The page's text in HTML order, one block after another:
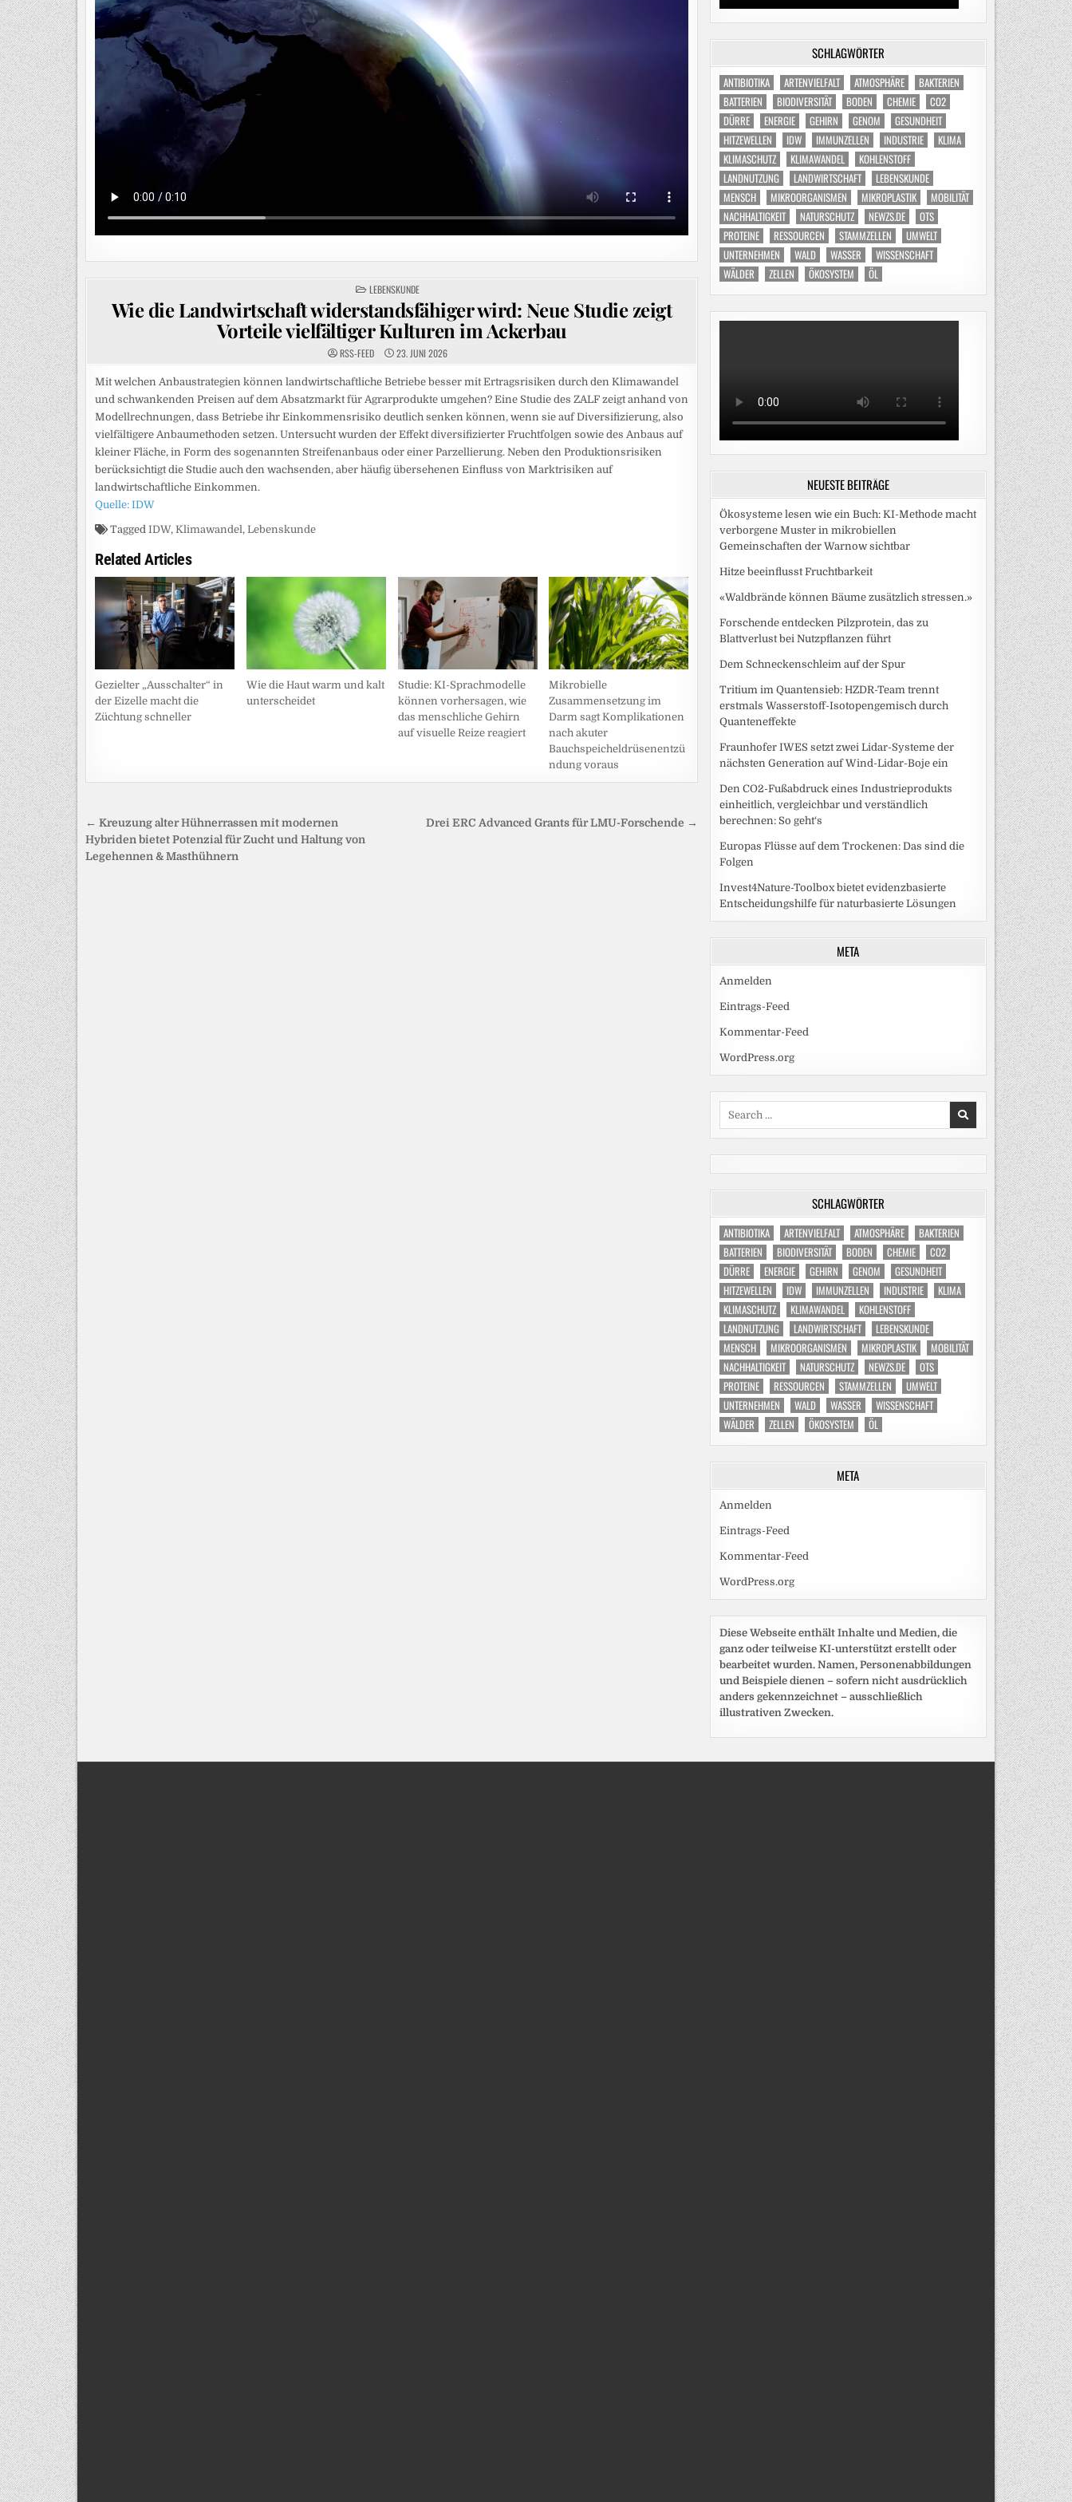
POSTED
IN
LEBENSKUNDE
Wie die Landwirtschaft widerstandsfähiger wird: Neue Studie zeigt
Vorteile vielfältiger Kulturen im Ackerbau
RSS-FEED 23. JUNI 2026
Mit welchen Anbaustrategien können landwirtschaftliche Betriebe besser mit Ertragsrisiken durch den Klimawandel
und schwankenden Preisen auf dem Absatzmarkt für Agrarprodukte umgehen? Eine Studie des ZALF zeigt anhand von
Modellrechnungen, dass Betriebe ihr Einkommensrisiko deutlich senken können, wenn sie auf Diversifizierung, also
vielfältigere Anbaumethoden setzen. Untersucht wurden der Effekt diversifizierter Fruchtfolgen sowie des Anbaus auf
kleiner Fläche, in Form des sogenannten Streifenanbaus oder einer Parzellierung. Neben den Produktionsrisiken
berücksichtigt die Studie auch den wachsenden, aber häufig übersehenen Einfluss von Marktrisiken auf
landwirtschaftliche Einkommen.
Quelle: IDW
Tagged IDW, Klimawandel, Lebenskunde
Related Articles
Gezielter „Ausschalter“ in
der Eizelle macht die
Züchtung schneller
Wie die Haut warm und kalt
unterscheidet
Studie: KI-Sprachmodelle
können vorhersagen, wie
das menschliche Gehirn
auf visuelle Reize reagiert
Mikrobielle
Zusammensetzung im
Darm sagt Komplikationen
nach akuter
Bauchspeicheldrüsenentzü
ndung voraus
Beitragsnavigation Drei ERC Advanced Grants für LMU-Forschende →
← Kreuzung alter Hühnerrassen mit modernen
Hybriden bietet Potenzial für Zucht und Haltung von
Legehennen & Masthühnern
SCHLAGWÖRTER
ANTIBIOTIKA ARTENVIELFALT ATMOSPHÄRE
BAKTERIEN
BATTERIEN
BIODIVERSITÄT BODEN CHEMIE
CO2
DÜRRE
ENERGIE GEHIRN GENOM
GESUNDHEIT
HITZEWELLEN
IDW IMMUNZELLEN INDUSTRIE
KLIMA
KLIMASCHUTZ
KLIMAWANDEL
KOHLENSTOFF
LANDNUTZUNG
LANDWIRTSCHAFT
LEBENSKUNDE
MENSCH
MIKROORGANISMEN MIKROPLASTIK
MOBILITÄT
NACHHALTIGKEIT
NATURSCHUTZ NEWZS.DE
OTS
PROTEINE
RESSOURCEN STAMMZELLEN
UMWELT
UNTERNEHMEN
WALD WASSER
WISSENSCHAFT
WÄLDER
ZELLEN ÖKOSYSTEM ÖL
NEUESTE BEITRÄGE
Ökosysteme lesen wie ein Buch: KI-Methode macht
verborgene Muster in mikrobiellen
Gemeinschaften der Warnow sichtbar
Hitze beeinflusst Fruchtbarkeit
«Waldbrände können Bäume zusätzlich stressen.»
Forschende entdecken Pilzprotein, das zu
Blattverlust bei Nutzpflanzen führt
Dem Schneckenschleim auf der Spur
Tritium im Quantensieb: HZDR-Team trennt
erstmals Wasserstoff-Isotopengemisch durch
Quanteneffekte
Fraunhofer IWES setzt zwei Lidar-Systeme der
nächsten Generation auf Wind-Lidar-Boje ein
Den CO2-Fußabdruck eines Industrieprodukts
einheitlich, vergleichbar und verständlich
berechnen: So geht‘s
Europas Flüsse auf dem Trockenen: Das sind die
Folgen
Invest4Nature-Toolbox bietet evidenzbasierte
Entscheidungshilfe für naturbasierte Lösungen
META
Anmelden
Eintrags-Feed
Kommentar-Feed
WordPress.org
SCHLAGWÖRTER
ANTIBIOTIKA ARTENVIELFALT ATMOSPHÄRE
BAKTERIEN
BATTERIEN
BIODIVERSITÄT BODEN CHEMIE
CO2
DÜRRE
ENERGIE GEHIRN GENOM
GESUNDHEIT
HITZEWELLEN
IDW IMMUNZELLEN INDUSTRIE
KLIMA
KLIMASCHUTZ
KLIMAWANDEL
KOHLENSTOFF
LANDNUTZUNG
LANDWIRTSCHAFT
LEBENSKUNDE
MENSCH
MIKROORGANISMEN MIKROPLASTIK
MOBILITÄT
NACHHALTIGKEIT
NATURSCHUTZ NEWZS.DE
OTS
PROTEINE
RESSOURCEN STAMMZELLEN
UMWELT
UNTERNEHMEN
WALD WASSER
WISSENSCHAFT
WÄLDER
ZELLEN ÖKOSYSTEM ÖL
META
Anmelden
Eintrags-Feed
Kommentar-Feed
WordPress.org
Diese Webseite enthält Inhalte und Medien, die
ganz oder teilweise KI-unterstützt erstellt oder
bearbeitet wurden. Namen, Personenabbildungen
und Beispiele dienen – sofern nicht ausdrücklich
anders gekennzeichnet – ausschließlich
illustrativen Zwecken.